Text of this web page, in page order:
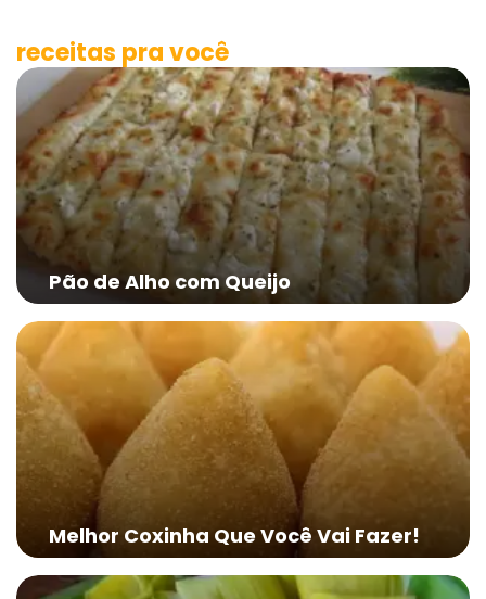
receitas pra você
Pão de Alho com Queijo
Melhor Coxinha Que Você Vai Fazer!